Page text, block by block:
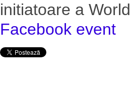
initiatoare a
Facebook event